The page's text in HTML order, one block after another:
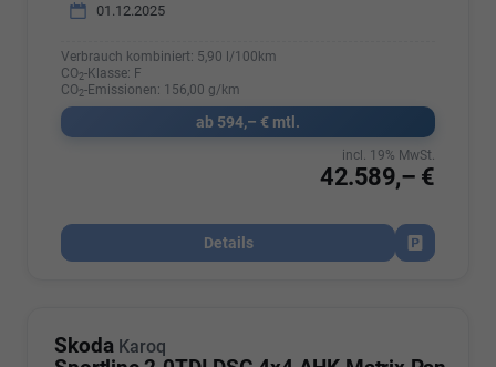
01.12.2025
Verbrauch kombiniert: 5,90 l/100km
CO2-Klasse: F
CO2-Emissionen: 156,00 g/km
ab 594,– € mtl.
42.589,– €
incl. 19% MwSt.
Details
Fahrzeug
Skoda Karoq